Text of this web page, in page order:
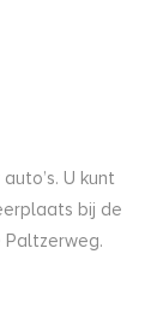
U kunt
bij de
Paltzerweg.